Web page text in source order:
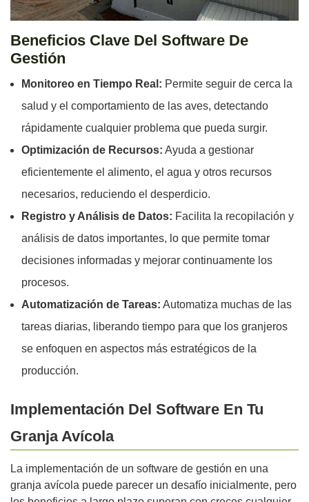
Beneficios Clave Del Software De
Gestión
Monitoreo en Tiempo Real: Permite seguir de cerca la
salud y el comportamiento de las aves, detectando
rápidamente cualquier problema que pueda surgir.
Optimización de Recursos: Ayuda a gestionar
eficientemente el alimento, el agua y otros recursos
necesarios, reduciendo el desperdicio.
Registro y Análisis de Datos: Facilita la recopilación y
análisis de datos importantes, lo que permite tomar
decisiones informadas y mejorar continuamente los
procesos.
Automatización de Tareas: Automatiza muchas de las
tareas diarias, liberando tiempo para que los granjeros
se enfoquen en aspectos más estratégicos de la
producción.
Implementación Del Software En Tu
Granja Avícola
La implementación de un software de gestión en una
granja avícola puede parecer un desafío inicialmente, pero